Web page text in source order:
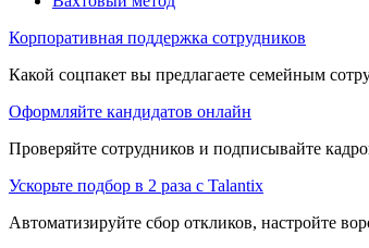
Корпоративная поддержка сотрудников
Какой соцпакет вы предлагаете семейным
Оформляйте кандидатов онлайн
Проверяйте сотрудников и подписывайте
Ускорьте подбор в 2 раза с Talantix
Автоматизируйте сбор откликов, настройте